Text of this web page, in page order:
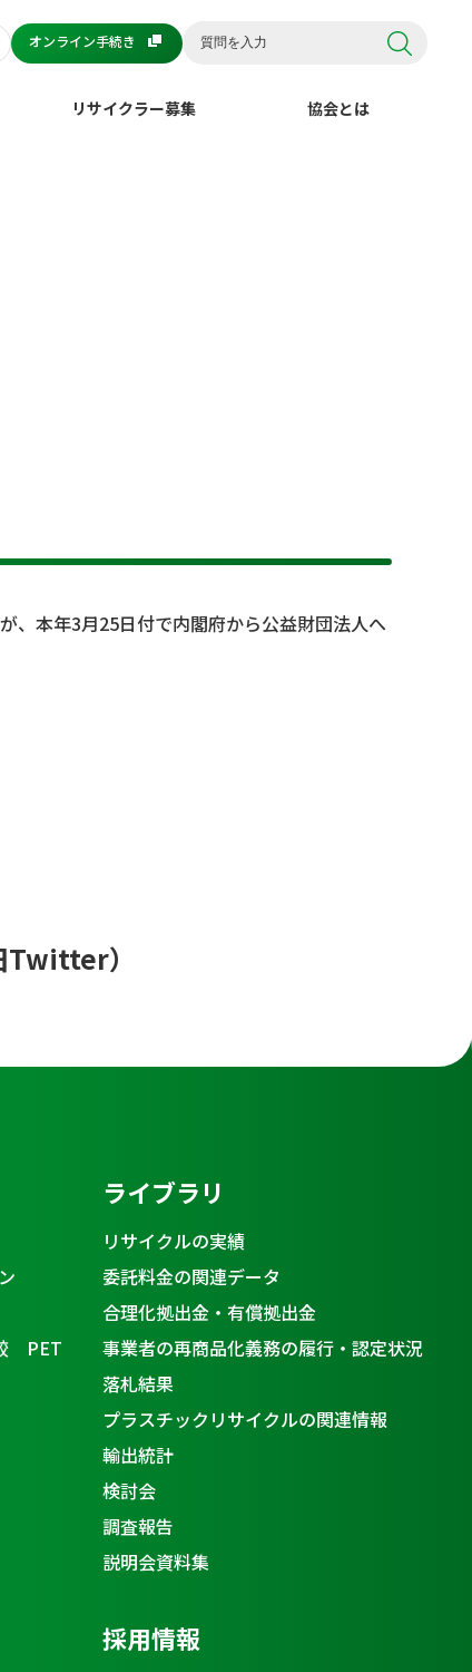
オンライン手続き
リサイクラー募集 協会とは
、本年3月25日付で内閣府から公益財団法人へ
Twitter）
PET
ライブラリ
リサイクルの実績
委託料金の関連データ
合理化拠出金・有償拠出金
事業者の再商品化義務の履行・認定状況
落札結果
プラスチックリサイクルの関連情報
輸出統計
検討会
調査報告
説明会資料集
採用情報